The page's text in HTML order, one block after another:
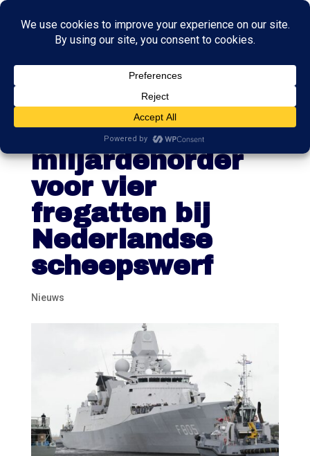
Nederland
plaatst
miljardenorder
voor vier
fregatten bij
Nederlandse
scheepswerf
Nieuws